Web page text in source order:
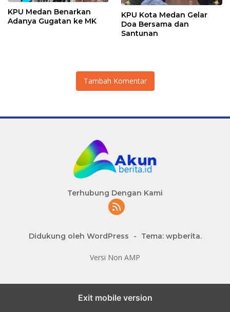
KPU Medan Benarkan
Adanya Gugatan ke MK
KPU Kota Medan Gelar
Doa Bersama dan
Santunan
Tambah Komentar
Terhubung Dengan Kami
Didukung oleh WordPress - Tema: wpberita.
Versi Non AMP
Exit mobile version